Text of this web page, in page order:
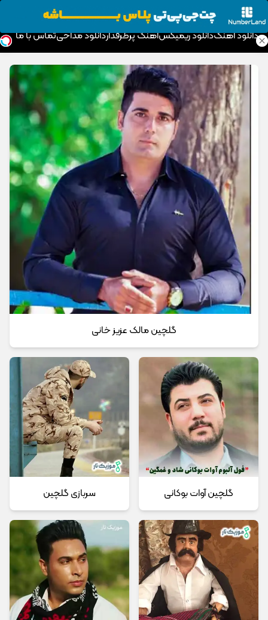
موزیک تار
دانلود آهنگدانلود ریمیکسآهنگ پرطرفداردانلود مداحیتماس با ما
گلچین مالک عزیز خانی
گلچین آوات بوکانی سربازی گلچین